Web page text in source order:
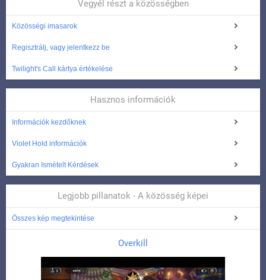
Vegyél részt a közösségben
Közösségi imasarok
Regisztrálj, vagy jelentkezz be
Twilight's Call kártya értékelése
Hasznos információk
Információk kezdőknek
Violet Hold információk
Gyakran Ismételt Kérdések
Legjobb pillanatok - A közösség képei
Összes kép megtekintése
Overkill